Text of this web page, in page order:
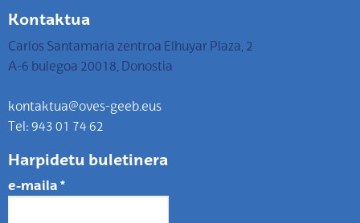
Kontaktua
Carlos Santamaria zentroa Elhuyar Plaza, 2
A-6 bulegoa 20018, Donostia
kontaktua@oves-geeb.eus
Tel: 943 01 74 62
Harpidetu buletinera
e-maila *